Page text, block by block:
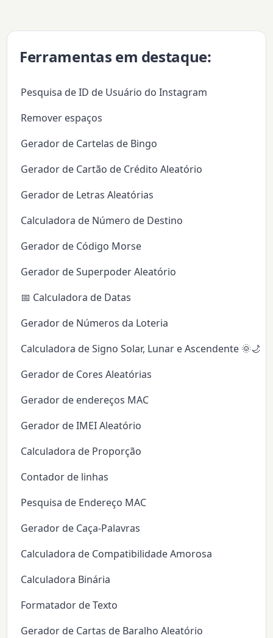
Ferramentas em destaque:
Pesquisa de ID de Usuário do Instagram
Remover espaços
Gerador de Cartelas de Bingo
Gerador de Cartão de Crédito Aleatório
Gerador de Letras Aleatórias
Calculadora de Número de Destino
Gerador de Código Morse
Gerador de Superpoder Aleatório
📅 Calculadora de Datas
Gerador de Números da Loteria
Calculadora de Signo Solar, Lunar e Ascendente 🌞🌙✨
Gerador de Cores Aleatórias
Gerador de endereços MAC
Gerador de IMEI Aleatório
Calculadora de Proporção
Contador de linhas
Pesquisa de Endereço MAC
Gerador de Caça-Palavras
Calculadora de Compatibilidade Amorosa
Calculadora Binária
Formatador de Texto
Gerador de Cartas de Baralho Aleatório